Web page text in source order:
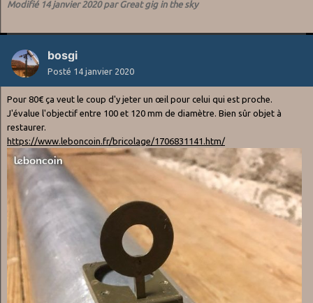
Modifié 14 janvier 2020par Great gig in the sky
bosgi
Posté 14 janvier 2020
Pour 80€ ça veut le coup d'y jeter un œil pour celui qui est proche.
J'évalue l'objectif entre 100 et 120 mm de diamètre. Bien sûr objet à
restaurer.
https://www.leboncoin.fr/bricolage/1706831141.htm/